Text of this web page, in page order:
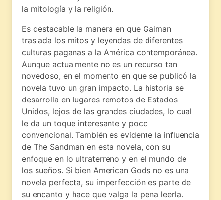
la mitología y la religión.
Es destacable la manera en que Gaiman
traslada los mitos y leyendas de diferentes
culturas paganas a la América contemporánea.
Aunque actualmente no es un recurso tan
novedoso, en el momento en que se publicó la
novela tuvo un gran impacto. La historia se
desarrolla en lugares remotos de Estados
Unidos, lejos de las grandes ciudades, lo cual
le da un toque interesante y poco
convencional. También es evidente la influencia
de The Sandman en esta novela, con su
enfoque en lo ultraterreno y en el mundo de
los sueños. Si bien American Gods no es una
novela perfecta, su imperfección es parte de
su encanto y hace que valga la pena leerla.